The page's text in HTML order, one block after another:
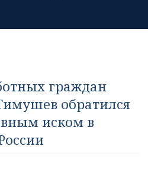
граждан
обратился
иском в